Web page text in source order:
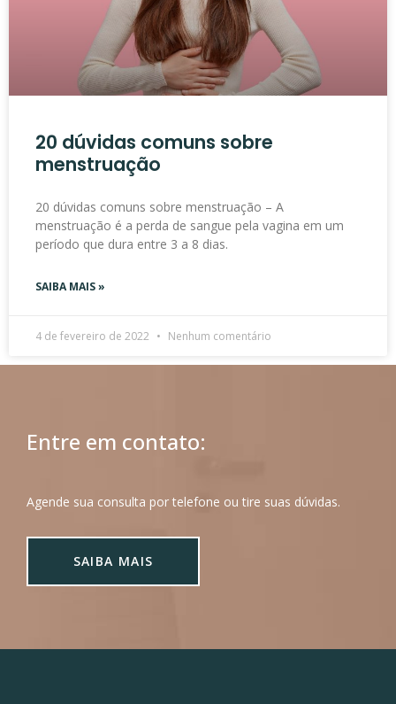
20 dúvidas comuns sobre
menstruação
20 dúvidas comuns sobre menstruação – A
menstruação é a perda de sangue pela vagina em um
período que dura entre 3 a 8 dias.
SAIBA MAIS »
4 de fevereiro de 2022 Nenhum comentário
Entre em contato:
Agende sua consulta por telefone ou tire suas dúvidas.
SAIBA MAIS